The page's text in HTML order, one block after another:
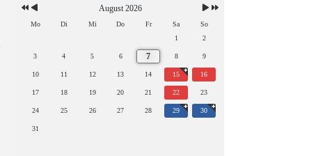
August 2026
Mo Di Mi Do Fr Sa
So
1
2
3 4 5 6 7 8 9
10 11 12 13 14 15 16
17 18 19 20 21 22 23
24 25 26 27 28 29 30
31